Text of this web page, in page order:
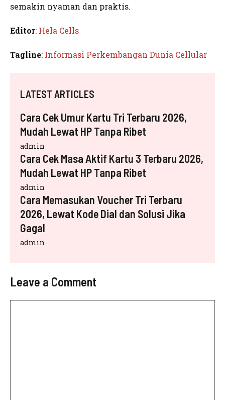
semakin nyaman dan praktis.
Editor: Hela Cells
Tagline: Informasi Perkembangan Dunia Cellular
LATEST ARTICLES
Cara Cek Umur Kartu Tri Terbaru 2026,
Mudah Lewat HP Tanpa Ribet
admin
Cara Cek Masa Aktif Kartu 3 Terbaru 2026,
Mudah Lewat HP Tanpa Ribet
admin
Cara Memasukan Voucher Tri Terbaru
2026, Lewat Kode Dial dan Solusi Jika
Gagal
admin
Leave a Comment